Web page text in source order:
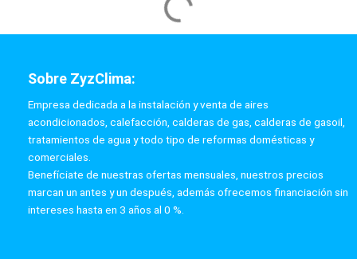
Termos Eléctricos
Apta: pisos (baño+aseo)
Garantía total 2 años
Etiqueta energética A, 30 litros
Dimensiones: 52x37x39 cm.